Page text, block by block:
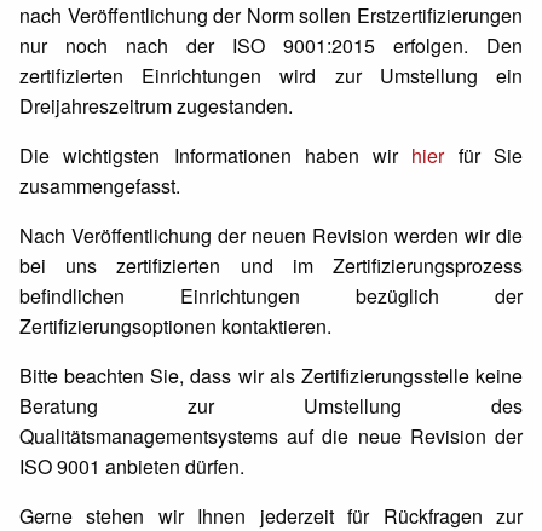
nach Veröffentlichung der Norm sollen Erstzertifizierungen
nur noch nach der ISO 9001:2015 erfolgen. Den
zertifizierten Einrichtungen wird zur Umstellung ein
Dreijahreszeitrum zugestanden.
Die wichtigsten Informationen haben wir hierfür Sie
zusammengefasst.
Nach Veröffentlichung der neuen Revision werden wir die
bei uns zertifizierten und im Zertifizierungsprozess
befindlichen Einrichtungen bezüglich der
Zertifizierungsoptionen kontaktieren.
Bitte beachten Sie, dass wir als Zertifizierungsstelle keine
Beratung zur Umstellung des
Qualitätsmanagementsystems auf die neue Revision der
ISO 9001 anbieten dürfen.
Gerne stehen wir Ihnen jederzeit für Rückfragen zur